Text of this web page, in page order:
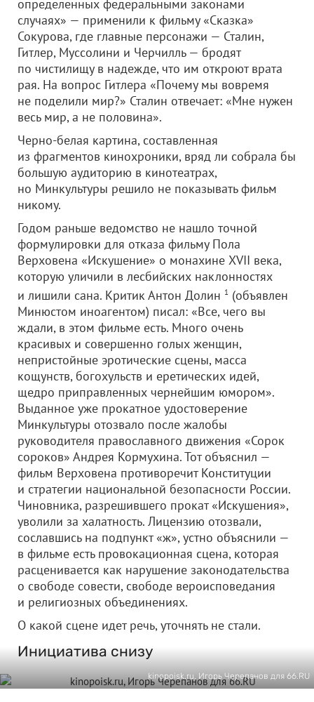
определенных федеральными законами
случаях» — применили к фильму «Сказка»
Сокурова, где главные персонажи — Сталин,
Гитлер, Муссолини и Черчилль — бродят
по чистилищу в надежде, что им откроют врата
рая. На вопрос Гитлера «Почему мы вовремя
не поделили мир?» Сталин отвечает: «Мне нужен
весь мир, а не половина».
Черно-белая картина, составленная
из фрагментов кинохроники, вряд ли собрала бы
большую аудиторию в кинотеатрах,
но Минкультуры решило не показывать фильм
никому.
Годом раньше ведомство не нашло точной
формулировки для отказа фильму Пола
Верховена «Искушение» о монахине XVII века,
которую уличили в лесбийских наклонностях
и лишили сана. Критик Антон Долин 1 (объявлен
Минюстом иноагентом) писал: «Все, чего вы
ждали, в этом фильме есть. Много очень
красивых и совершенно голых женщин,
непристойные эротические сцены, масса
кощунств, богохульств и еретических идей,
щедро приправленных чернейшим юмором».
Выданное уже прокатное удостоверение
Минкультуры отозвало после жалобы
руководителя православного движения «Сорок
сороков» Андрея Кормухина. Тот объяснил —
фильм Верховена противоречит Конституции
и стратегии национальной безопасности России.
Чиновника, разрешившего прокат «Искушения»,
уволили за халатность. Лицензию отозвали,
сославшись на подпункт «ж», устно объяснили —
в фильме есть провокационная сцена, которая
расценивается как нарушение законодательства
о свободе совести, свободе вероисповедания
и религиозных объединениях.
О какой сцене идет речь, уточнять не стали.
Инициатива снизу
kinopoisk.ru, Игорь Черепанов для 66.RU